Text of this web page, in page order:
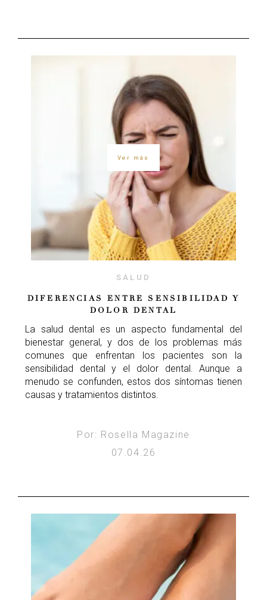
Ver más
SALUD
DIFERENCIAS ENTRE SENSIBILIDAD Y
DOLOR DENTAL
La salud dental es un aspecto fundamental del
bienestar general, y dos de los problemas más
comunes que enfrentan los pacientes son la
sensibilidad dental y el dolor dental. Aunque a
menudo se confunden, estos dos síntomas tienen
causas y tratamientos distintos.
Por: Rosella Magazine
07.04.26